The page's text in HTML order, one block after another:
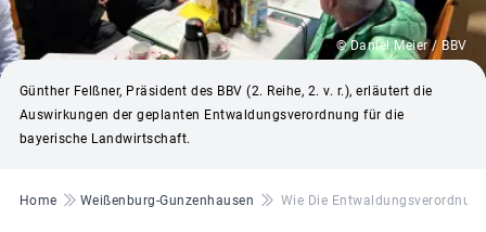
© Daniel Meier / BBV
Günther Felßner, Präsident des BBV (2. Reihe, 2. v. r.), erläutert die
Auswirkungen der geplanten Entwaldungsverordnung für die
bayerische Landwirtschaft.
Pfadnavigation
Home Weißenburg-Gunzenhausen Wie Die